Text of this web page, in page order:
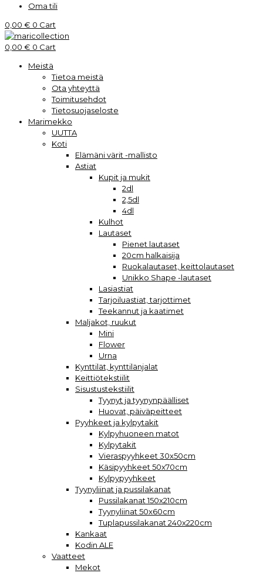
Oma tili
0,00 € 0 Cart
0,00 € 0 Cart
Meistä
Tietoa meistä
Ota yhteyttä
Toimitusehdot
Tietosuojaseloste
Marimekko
UUTTA
Koti
Elämäni värit -mallisto
Astiat
Kupit ja mukit
2dl
2,5dl
4dl
Kulhot
Lautaset
Pienet lautaset
20cm halkaisija
Ruokalautaset, keittolautaset
Unikko Shape -lautaset
Lasiastiat
Tarjoiluastiat, tarjottimet
Teekannut ja kaatimet
Maljakot, ruukut
Mini
Flower
Urna
Kynttilät, kynttilänjalat
Keittiötekstiilit
Sisustustekstiilit
Tyynyt ja tyynynpäälliset
Huovat, päiväpeitteet
Pyyhkeet ja kylpytakit
Kylpyhuoneen matot
Kylpytakit
Vieraspyyhkeet 30x50cm
Käsipyyhkeet 50x70cm
Kylpypyyhkeet
Tyynyliinat ja pussilakanat
Pussilakanat 150x210cm
Tyynyliinat 50x60cm
Tuplapussilakanat 240x220cm
Kankaat
Kodin ALE
Vaatteet
Mekot